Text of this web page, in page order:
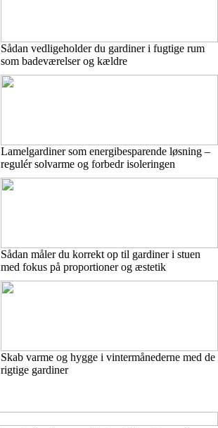
Sådan vedligeholder du gardiner i fugtige rum
som badeværelser og kældre
Lamelgardiner som energibesparende løsning –
regulér solvarme og forbedr isoleringen
Sådan måler du korrekt op til gardiner i stuen
med fokus på proportioner og æstetik
Skab varme og hygge i vintermånederne med de
rigtige gardiner